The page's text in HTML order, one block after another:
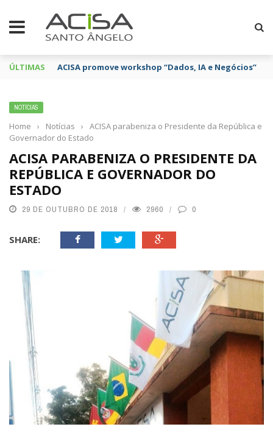
ÚLTIMAS ACISA promove workshop “Dados, IA e Negócios”
NOTÍCIAS
Home › Notícias ›
ACISA parabeniza o Presidente da República e
Governador do Estado
ACISA PARABENIZA O PRESIDENTE DA
REPÚBLICA E GOVERNADOR DO
ESTADO
29 DE OUTUBRO DE 2018 2960 0
SHARE: